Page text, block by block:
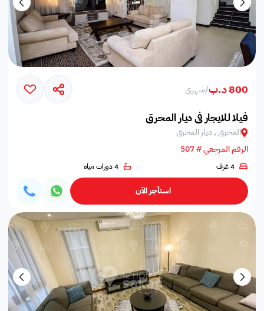
800 د.ب /شهري
فيلا للايجار في ديار المحرق
المحرق , ديار المحرق
الرقم المرجعي # 507
4 غرف 4 دورات مياه
استأجر الآن